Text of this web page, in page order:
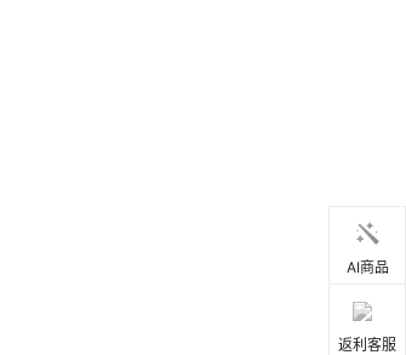
AI商品
返利客服